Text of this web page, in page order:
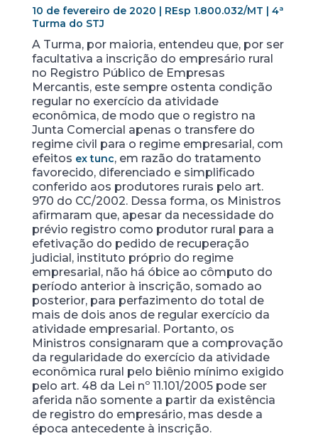
10 de fevereiro de 2020 | REsp 1.800.032/MT | 4ª
Turma do STJ
A Turma, por maioria, entendeu que, por ser
facultativa a inscrição do empresário rural
no Registro Público de Empresas
Mercantis, este sempre ostenta condição
regular no exercício da atividade
econômica, de modo que o registro na
Junta Comercial apenas o transfere do
regime civil para o regime empresarial, com
efeitos ex tunc, em razão do tratamento
favorecido, diferenciado e simplificado
conferido aos produtores rurais pelo art.
970 do CC/2002. Dessa forma, os Ministros
afirmaram que, apesar da necessidade do
prévio registro como produtor rural para a
efetivação do pedido de recuperação
judicial, instituto próprio do regime
empresarial, não há óbice ao cômputo do
período anterior à inscrição, somado ao
posterior, para perfazimento do total de
mais de dois anos de regular exercício da
atividade empresarial. Portanto, os
Ministros consignaram que a comprovação
da regularidade do exercício da atividade
econômica rural pelo biênio mínimo exigido
pelo art. 48 da Lei nº 11.101/2005 pode ser
aferida não somente a partir da existência
de registro do empresário, mas desde a
época antecedente à inscrição.